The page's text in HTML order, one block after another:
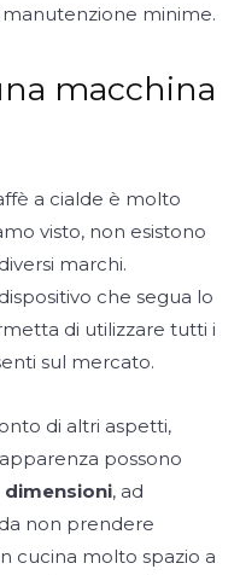
minime.
macchina
a cialde è molto
visto, non esistono
marchi.
che segua lo
di utilizzare tutti i
sul mercato.
di altri aspetti,
possono
dimensioni, ad
non prendere
cucina molto spazio a